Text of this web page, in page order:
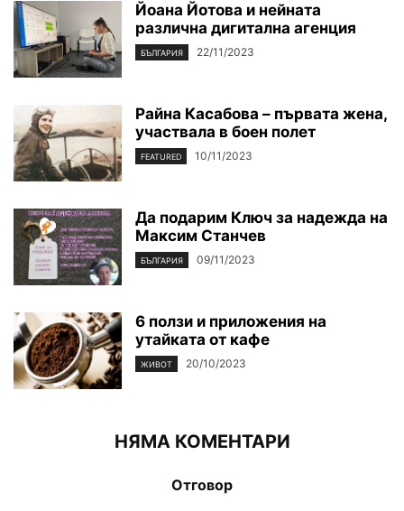
Йоана Йотова и нейната
различна дигитална агенция
БЪЛГАРИЯ 22/11/2023
Райна Касабова – първата жена,
участвала в боен полет
FEATURED 10/11/2023
Да подарим Ключ за надежда на
Максим Станчев
БЪЛГАРИЯ 09/11/2023
6 ползи и приложения на
утайката от кафе
ЖИВОТ 20/10/2023
НЯМА КОМЕНТАРИ
Отговор